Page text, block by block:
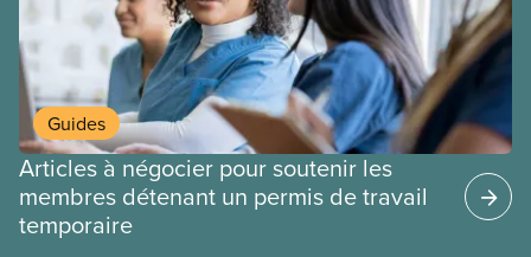
Guides
Articles à négocier pour soutenir les
membres détenant un permis de travail
temporaire